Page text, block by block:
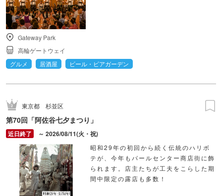
Gateway Park
高輪ゲートウェイ
グルメ
居酒屋 ビール・ビアガーデン
東京都 杉並区
第70回「阿佐谷七夕まつり」
～ 2026/08/11(火・祝)
昭和29年の初回から続く伝統のハリボ
テが、今年もパールセンター商店街に飾
られます。店主たちが工夫をこらした期
間中限定の露店も多数！